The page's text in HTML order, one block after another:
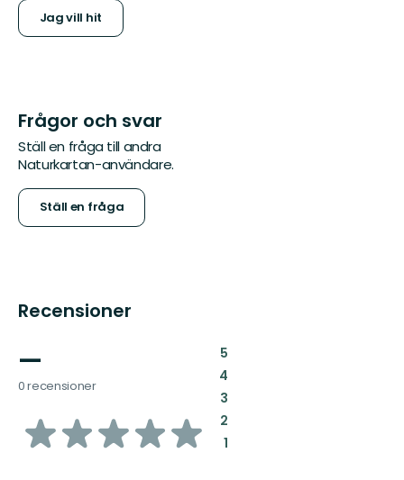
Jag vill hit
Frågor och svar
Ställ en fråga till andra
Naturkartan-användare.
Ställ en fråga
Recensioner
—
0 recensioner
av
5:
4:
3:
2:
1: